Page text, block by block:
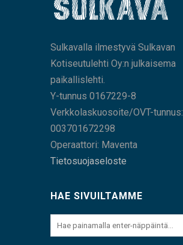
Sulkavalla ilmestyvä Sulkavan
Kotiseutulehti Oy:n julkaisema
paikallislehti.
Y-tunnus 0167229-8
Verkkolaskuosoite/OVT-tunnus:
003701672298
Operaattori: Maventa
Tietosuojaseloste
HAE SIVUILTAMME